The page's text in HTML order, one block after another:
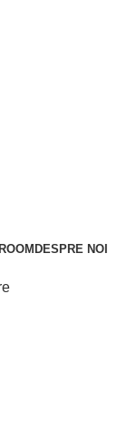
DESPRE NOI